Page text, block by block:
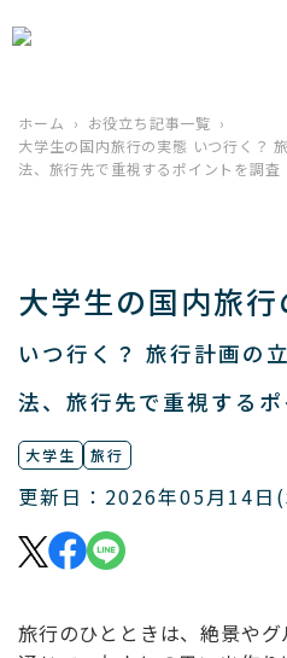
ホーム
お役立ち記事一覧
大学生の国内旅行の実態 いつ行く？
法、旅行先で重視するポイントを調査
大学生の国内旅行
いつ行く？ 旅行計画の
法、旅行先で重視する
大学生 旅行
更新日：2026年05月14日
旅行のひとときは、絶景や